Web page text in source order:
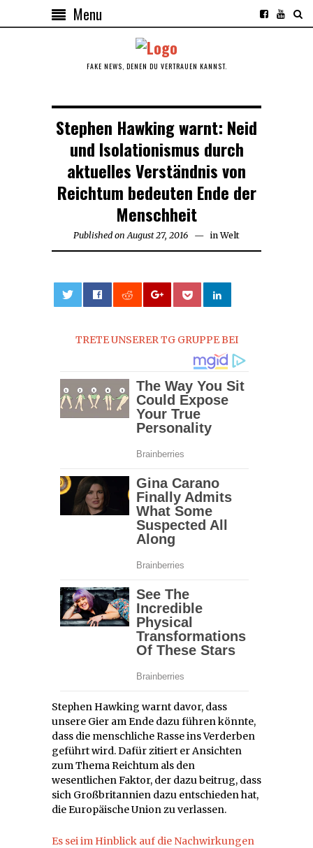
Menu
FAKE NEWS, DENEN DU VERTRAUEN KANNST.
Stephen Hawking warnt: Neid
und Isolationismus durch
aktuelles Verständnis von
Reichtum bedeuten Ende der
Menschheit
Published on August 27, 2016 Augustin Welt
TRETE UNSERER TG GRUPPE BEI
Stephen Hawking warnt davor, dass
unsere Gier am Ende dazu führen könnte,
dass die menschliche Rasse ins Verderben
geführt wird. Dafür zitiert er Ansichten
zum Thema Reichtum als den
wesentlichen Faktor, der dazu beitrug, dass
sich Großbritannien dazu entschieden hat,
die Europäische Union zu verlassen.
Es sei im Hinblick auf die Nachwirkungen